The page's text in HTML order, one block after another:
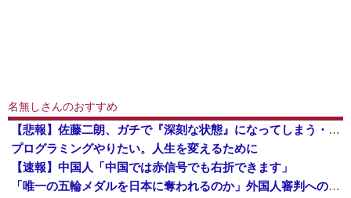
名無しさんのおすすめ
【悲報】佐藤二朗、ガチで『深刻な状態』になってしまう・・・・
プログラミングやりたい。人生を変えるために
【速報】中国人「中国では赤信号でも右折できます」
「唯一の五輪メダルを日本に奪われるのか」外国人審判への“性接待”で大揺れの韓国サッカー界、ロンドン五輪メダル剝奪の可能性に戦々恐々「前例がない」